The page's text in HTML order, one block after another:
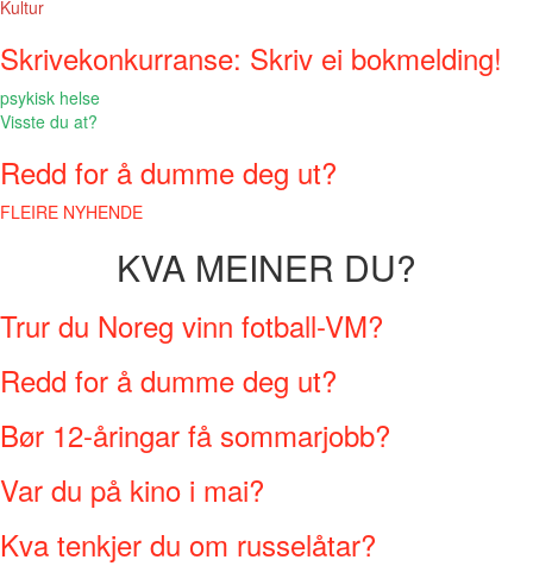
Kultur
Skrivekonkurranse: Skriv ei bokmelding!
psykisk helse
Visste du at?
Redd for å dumme deg ut?
FLEIRE NYHENDE
KVA MEINER DU?
Trur du Noreg vinn fotball-VM?
Redd for å dumme deg ut?
Bør 12-åringar få sommarjobb?
Var du på kino i mai?
Kva tenkjer du om russelåtar?